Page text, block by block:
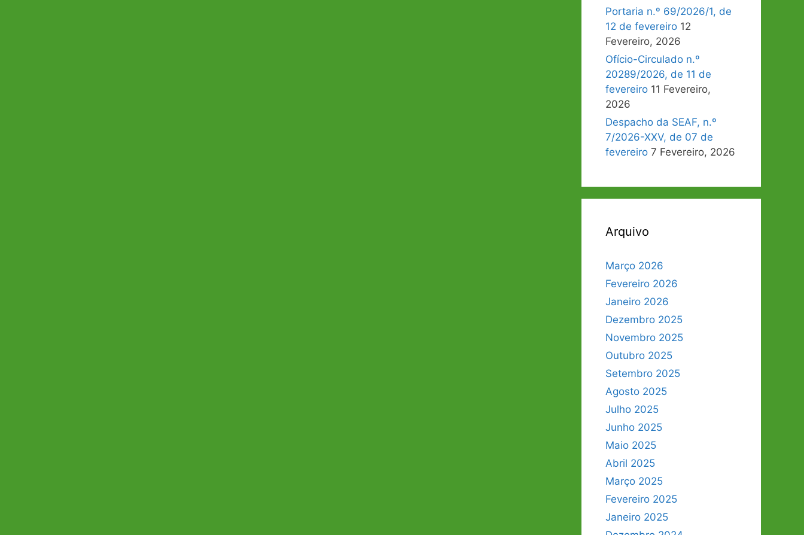
Portaria n.º 69/2026/1, de
12 de fevereiro 12
Fevereiro, 2026
Ofício-Circulado n.º
20289/2026, de 11 de
fevereiro 11 Fevereiro,
2026
Despacho da SEAF, n.º
7/2026-XXV, de 07 de
fevereiro 7 Fevereiro, 2026
Arquivo
Março 2026
Fevereiro 2026
Janeiro 2026
Dezembro 2025
Novembro 2025
Outubro 2025
Setembro 2025
Agosto 2025
Julho 2025
Junho 2025
Maio 2025
Abril 2025
Março 2025
Fevereiro 2025
Janeiro 2025